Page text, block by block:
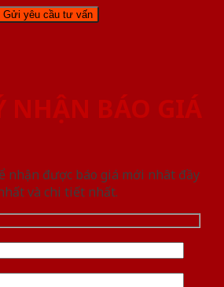
NHẬN BÁO GIÁ
nhận được báo giá mới nhât đầy
và chi tiết nhất.